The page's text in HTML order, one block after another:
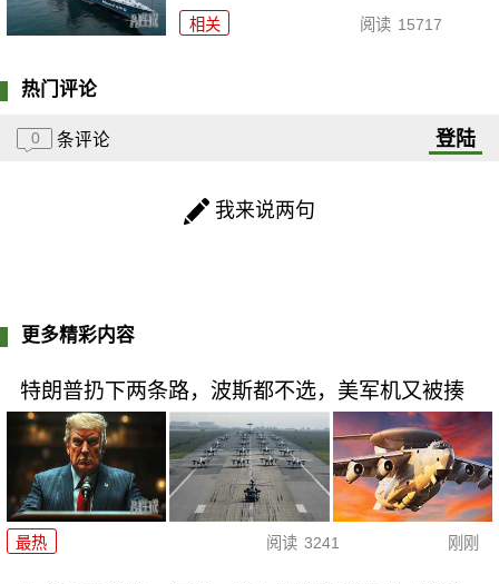
相关 阅读 15717
热门评论
0 条评论 登陆
我来说两句
更多精彩内容
特朗普扔下两条路，波斯都不选，美军机又被揍
最热 阅读 3241 刚刚